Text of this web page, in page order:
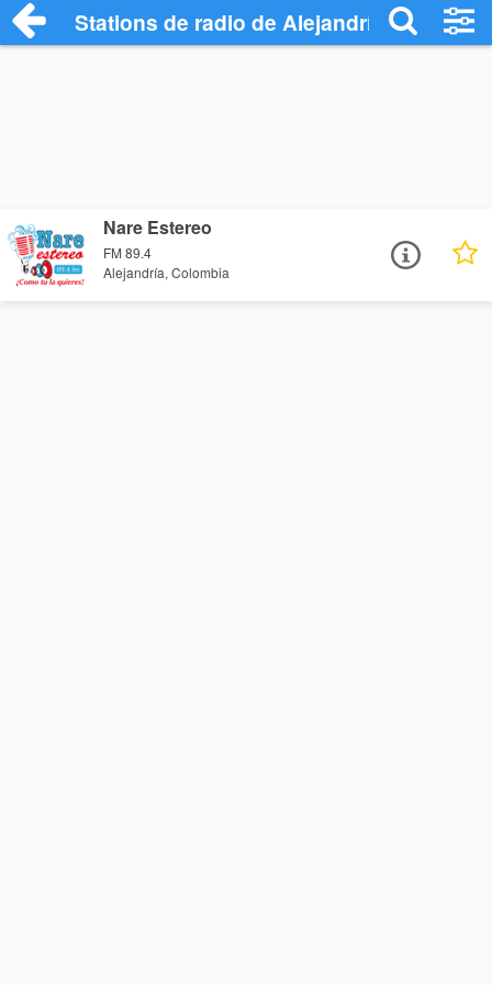
Stations de radio de Alejandría
Nare Estereo
FM 89.4
Alejandría, Colombia